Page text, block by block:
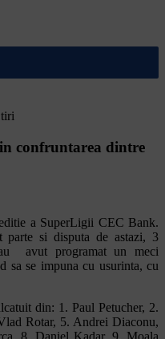
confruntarea dintre
a SuperLigii CEC Bank.
parte si disputa de astazi, 3
avut programat un meci
sa se impuna cu usurinta, cu
din: 1. Paul Petucher, 2.
Rotar, 5. Andrei Diaconu,